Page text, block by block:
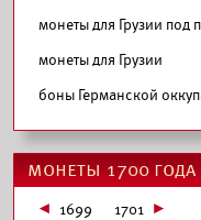
монеты для Грузии под
монеты для Грузии
боны Германской
монеты 1700 года
1699 1701